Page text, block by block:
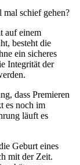
mal schief gehen?
auf einem
besteht die
ein sicheres
Integrität der
dass Premieren
es noch im
läuft es
Geburt eines
mit der Zeit.